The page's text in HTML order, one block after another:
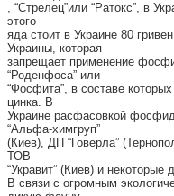
, “Стрелец”или “Ратокс”, в
этого
яда стоит в Украине 80
Украины, которая
запрещает применение
“Роденфоса” или
“Фосфита”, в составе
цинка. В
Украине расфасовкой
“Альфа-химгруп”
(Киев), ДП “Говерла”
ТОВ
“Укравит” (Киев) и некоторые
В связи с огромным